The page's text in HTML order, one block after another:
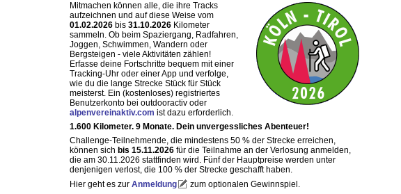
Mitmachen können alle, die ihre Tracks
aufzeichnen und auf diese Weise vom
01.02.2026bis 31.10.2026Kilometer
sammeln. Ob beim Spaziergang, Radfahren,
Joggen, Schwimmen, Wandern oder
Bergsteigen - viele Aktivitäten zählen!
Erfasse deine Fortschritte bequem mit einer
Tracking-Uhr oder einer App und verfolge,
wie du die lange Strecke Stück für Stück
meisterst. Ein (kostenloses) registriertes
Benutzerkonto bei outdooractiv oder
alpenvereinaktiv.com ist dazu erforderlich.
1.600 Kilometer. 9 Monate. Dein unvergessliches Abenteuer!
Challenge-Teilnehmende, die mindestens 50 % der Strecke erreichen,
können sich bis 15.11.2026für die Teilnahme an der Verlosung anmelden,
die am 30.11.2026 stattfinden wird. Fünf der Hauptpreise werden unter
denjenigen verlost, die 100 % der Strecke geschafft haben.
Hier geht es zur Anmeldung
zum optionalen Gewinnspiel.